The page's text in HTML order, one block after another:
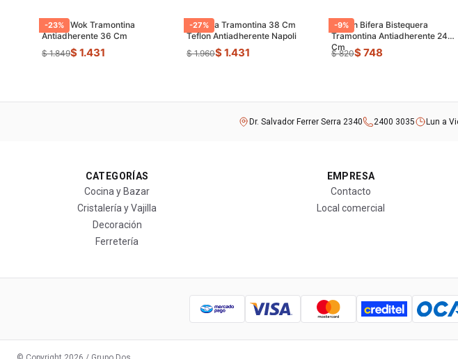
-23%
Sarten Wok Tramontina
Antiadherente 36 Cm
$ 1.849$ 1.431
-27%
Paellera Tramontina 38 Cm
Teflon Antiadherente Napoli
$ 1.960$ 1.431
-9%
Sarten Bifera Bistequera
Tramontina Antiadherente 24
Cm
$ 820$ 748
Dr. Salvador Ferrer Serra 2340 2400 3035 Lun a
CATEGORÍAS
Cocina y Bazar
Cristalería y Vajilla
Decoración
Ferretería
EMPRESA
Contacto
Local comercial